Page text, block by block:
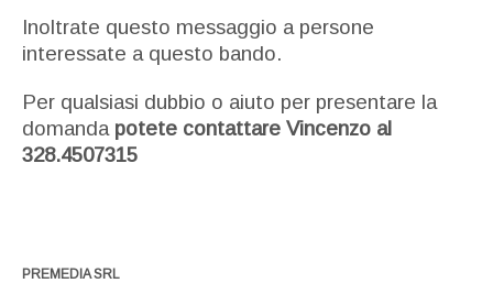
Inoltrate questo messaggio a persone
interessate a questo bando.
Per qualsiasi dubbio o aiuto per presentare la
domanda potete contattare Vincenzo al
328.4507315
PREMEDIA SRL